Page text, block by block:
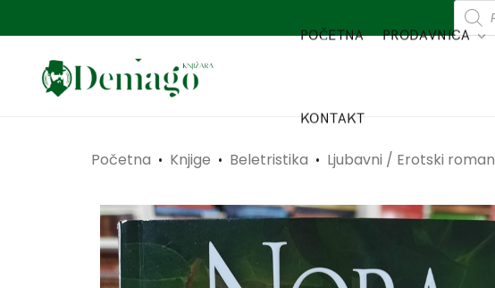
POČETNA PRODAVNICA
KONTAKT
Početna • Knjige • Beletristika • Ljubavni / Erotski roman